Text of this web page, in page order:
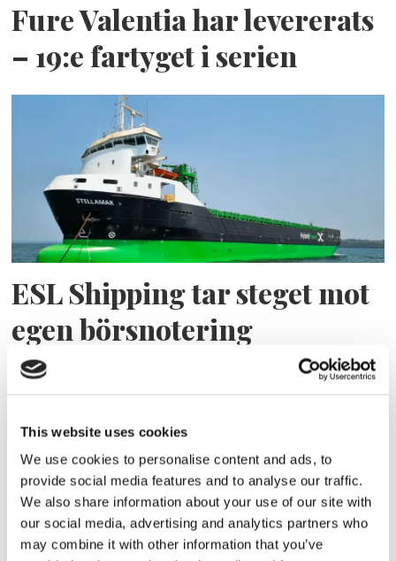
This website uses cookies
We use cookies to personalise content and ads, to
provide social media features and to analyse our traffic.
We also share information about your use of our site with
our social media, advertising and analytics partners who
may combine it with other information that you’ve
Fure Valentia har levererats
– 19:e fartyget i serien
ESL Shipping tar steget mot
egen börsnotering